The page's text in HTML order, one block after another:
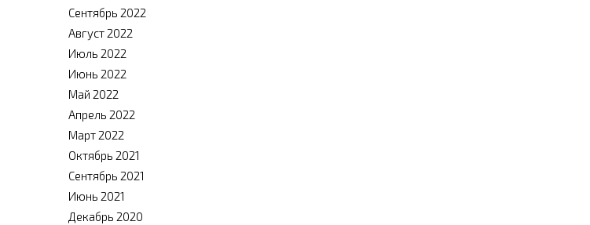
Сентябрь 2022
Август 2022
Июль 2022
Июнь 2022
Май 2022
Апрель 2022
Март 2022
Октябрь 2021
Сентябрь 2021
Июнь 2021
Декабрь 2020